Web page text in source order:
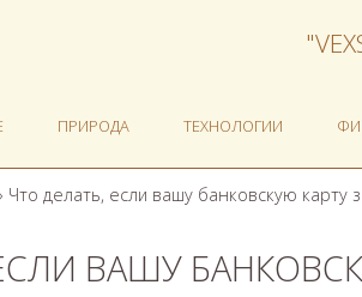
ПРИРОДА ТЕХНОЛОГИИ
› Что делать, если вашу банковскую карту
ВАШУ